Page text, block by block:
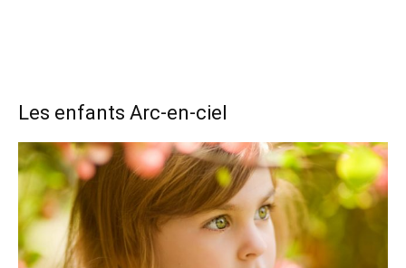
Les enfants Arc-en-ciel